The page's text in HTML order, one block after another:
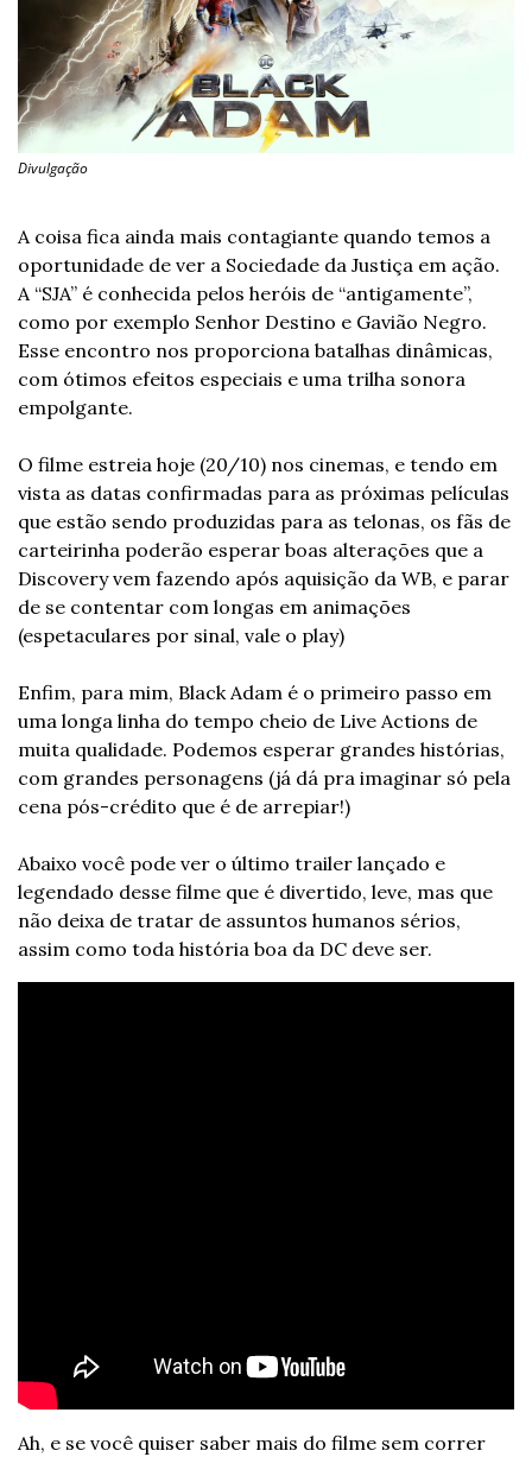
Divulgação
A coisa fica ainda mais contagiante quando temos a
oportunidade de ver a Sociedade da Justiça em ação.
A “SJA” é conhecida pelos heróis de “antigamente”,
como por exemplo Senhor Destino e Gavião Negro.
Esse encontro nos proporciona batalhas dinâmicas,
com ótimos efeitos especiais e uma trilha sonora
empolgante.
O filme estreia hoje (20/10) nos cinemas, e tendo em
vista as datas confirmadas para as próximas películas
que estão sendo produzidas para as telonas, os fãs de
carteirinha poderão esperar boas alterações que a
Discovery vem fazendo após aquisição da WB, e parar
de se contentar com longas em animações
(espetaculares por sinal, vale o play)
Enfim, para mim, Black Adam é o primeiro passo em
uma longa linha do tempo cheio de Live Actions de
muita qualidade. Podemos esperar grandes histórias,
com grandes personagens (já dá pra imaginar só pela
cena pós-crédito que é de arrepiar!)
Abaixo você pode ver o último trailer lançado e
legendado desse filme que é divertido, leve, mas que
não deixa de tratar de assuntos humanos sérios,
assim como toda história boa da DC deve ser.
Ah, e se você quiser saber mais do filme sem correr